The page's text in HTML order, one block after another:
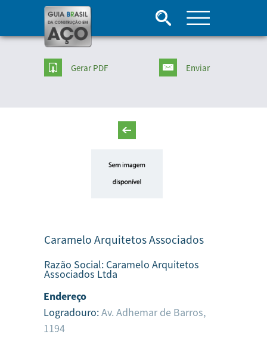
Gerar PDF Enviar
Caramelo Arquitetos Associados
Razão Social: Caramelo Arquitetos
Associados Ltda
Endereço
Logradouro:Av. Adhemar de Barros,
1194